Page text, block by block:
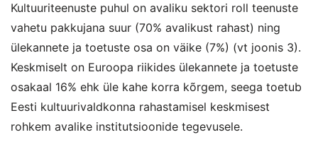
Kultuuriteenuste puhul on avaliku sektori roll teenuste
vahetu pakkujana suur (70% avalikust rahast) ning
ülekannete ja toetuste osa on väike (7%) (vt joonis 3).
Keskmiselt on Euroopa riikides ülekannete ja toetuste
osakaal 16% ehk üle kahe korra kõrgem, seega toetub
Eesti kultuurivaldkonna rahastamisel keskmisest
rohkem avalike institutsioonide tegevusele.